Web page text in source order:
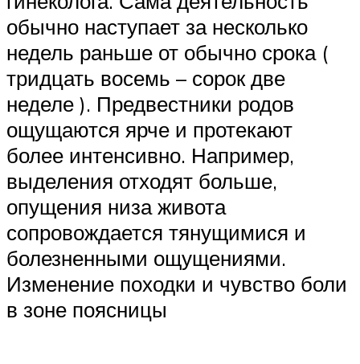
обычно наступает за несколько
недель раньше от обычно срока (
тридцать восемь – сорок две
неделе ). Предвестники родов
ощущаются ярче и протекают
более интенсивно. Например,
выделения отходят больше,
опущения низа живота
сопровождается тянущимися и
болезненными ощущениями.
Изменение походки и чувство боли
в зоне поясницы